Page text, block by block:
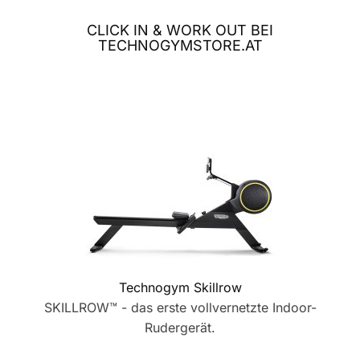
CLICK IN & WORK OUT BEI
TECHNOGYMSTORE.AT
Technogym Skillrow
SKILLROW™ - das erste vollvernetzte Indoor-
Rudergerät.